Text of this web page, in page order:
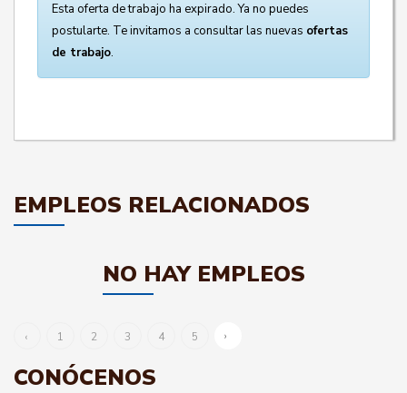
Esta oferta de trabajo ha expirado. Ya no puedes
postularte. Te invitamos a consultar las nuevas ofertas
de trabajo.
EMPLEOS RELACIONADOS
NO HAY EMPLEOS
‹ 1 2 3 4 5 ›
CONÓCENOS